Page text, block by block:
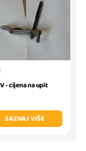
- cijena na upit
SAZNAJ VIŠE